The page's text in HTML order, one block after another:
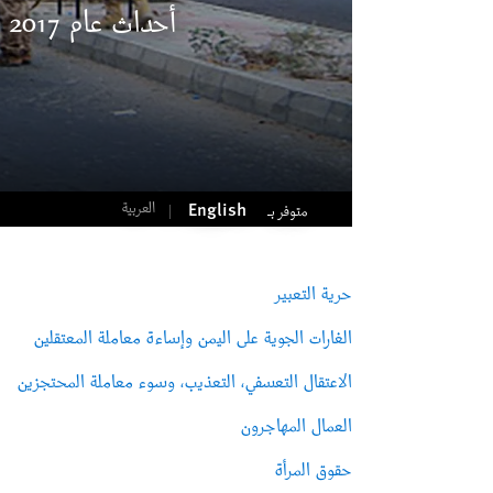
أحداث عام 2017
متوفر بـ English العربية
حرية التعبير
الغارات الجوية على اليمن وإساءة معاملة المعتقلين
الاعتقال التعسفي، التعذيب، وسوء معاملة المحتجزين
العمال المهاجرون
حقوق المرأة